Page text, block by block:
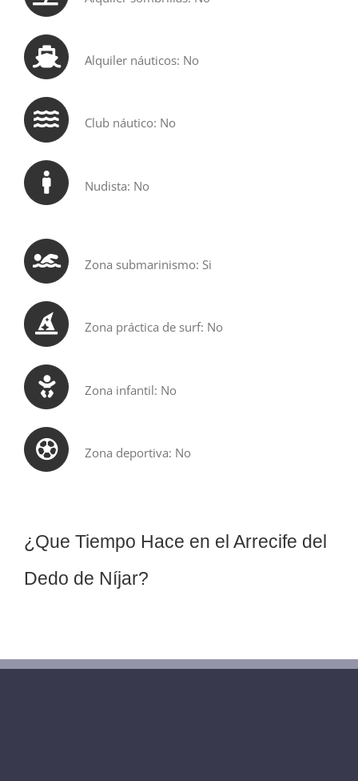
Alquiler náuticos: No
Club náutico: No
Nudista: No
Zona submarinismo: Si
Zona práctica de surf: No
Zona infantil: No
Zona deportiva: No
¿Que Tiempo Hace en el Arrecife del
Dedo de Níjar?